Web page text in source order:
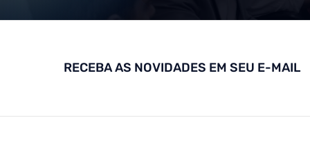
RECEBA AS NOVIDADES EM SEU E-MAIL